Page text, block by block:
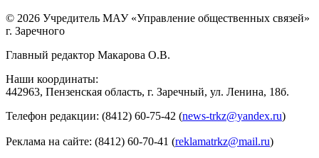
© 2026 Учредитель МАУ «Управление общественных связей»
г. Заречного
Главный редактор Макарова О.В.
Наши координаты:
442963, Пензенская область, г. Заречный, ул. Ленина, 18б.
Телефон редакции: (8412) 60-75-42 (news-trkz@yandex.ru)
Реклама на сайте: (8412) 60-70-41 (reklamatrkz@mail.ru)